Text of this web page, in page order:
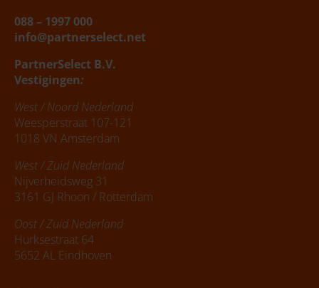
088 – 1997 000
info@partnerselect.net
PartnerSelect B.V.
Vestigingen:
West / Noord Nederland
Weesperstraat 107-121
1018 VN Amsterdam
West / Zuid Nederland
Nijverheidsweg 31
3161 GJ Rhoon / Rotterdam
Oost / Zuid Nederland
Hurksestraat 64
5652 AL Eindhoven